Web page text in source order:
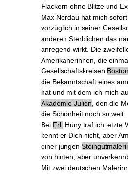
Flackern ohne Blitze und
Max Nordau hat mich
vorzüglich in seiner
anderen Sterblichen das
anregend wirkt. Die
Amerikanerinnen , die
Gesellschaftskreisen Boston
die Bekanntschaft eines
hat und mit dem ich mich
Akademie Julien , den die
die Schönheit noch so
Bei Frl. Hünytraf ich letzte
kennt er Dich nicht, aber
einer jungen
von hinten, aber
Mit zwei deutschen